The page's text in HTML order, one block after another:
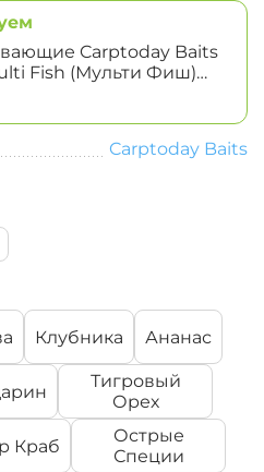
Carptoday Baits
Fish (Мульти Фиш)
Carptoday Baits
Клубника Ананас
Тигровый
Орех
Краб
Острые
Специи